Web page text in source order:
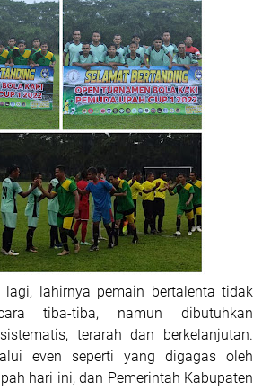
lagi, lahirnya pemain bertalenta tidak
tiba-tiba, namun dibutuhkan
terarah dan berkelanjutan.
even seperti yang digagas oleh
hari ini, dan Pemerintah Kabupaten